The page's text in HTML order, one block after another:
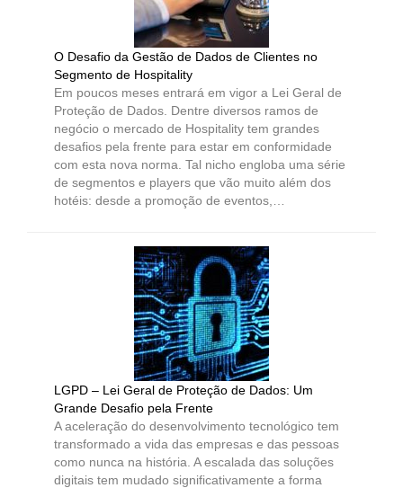
O Desafio da Gestão de Dados de Clientes no
Segmento de Hospitality
Em poucos meses entrará em vigor a Lei Geral de
Proteção de Dados. Dentre diversos ramos de
negócio o mercado de Hospitality tem grandes
desafios pela frente para estar em conformidade
com esta nova norma. Tal nicho engloba uma série
de segmentos e players que vão muito além dos
hotéis: desde a promoção de eventos,…
LGPD – Lei Geral de Proteção de Dados: Um
Grande Desafio pela Frente
A aceleração do desenvolvimento tecnológico tem
transformado a vida das empresas e das pessoas
como nunca na história. A escalada das soluções
digitais tem mudado significativamente a forma